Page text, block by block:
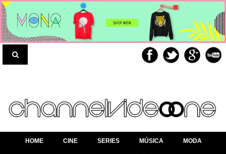
HOME CINE SERIES MÚSICA MODA